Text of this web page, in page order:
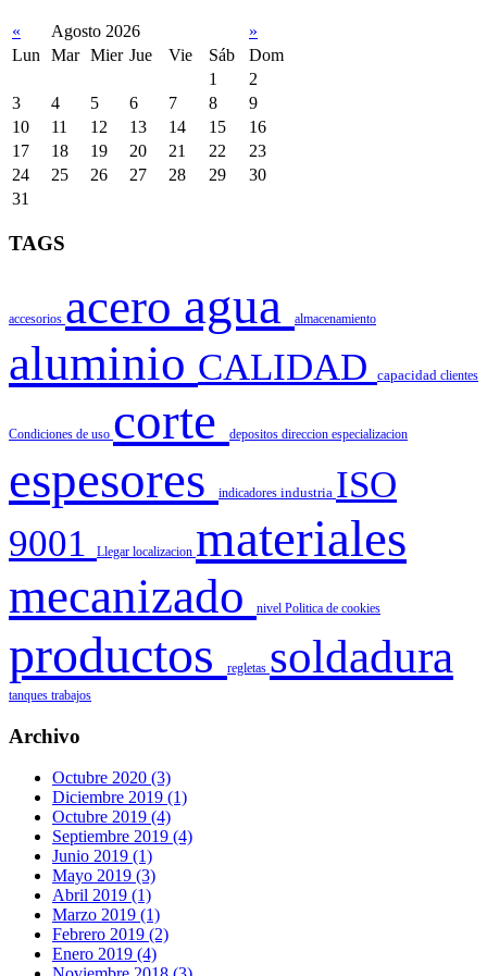
« Agosto 2026
»
Lun
Mar Mier Jue Vie Sáb
Dom
1
2
3
4 5 6 7 8
9
10
11 12 13 14 15
16
17
18 19 20 21 22
23
24
25 26 27 28 29
30
31
TAGS
accesorios acero agua almacenamiento
aluminio CALIDAD capacidad clientes
Condiciones de uso corte depositos direccion especializacion
espesores indicadores industria ISO
9001
Llegar localizacion materiales
mecanizado nivel Politica de cookies
productos regletas soldadura
tanques trabajos
Archivo
Octubre 2020 (3)
Diciembre 2019 (1)
Octubre 2019 (4)
Septiembre 2019 (4)
Junio 2019 (1)
Mayo 2019 (3)
Abril 2019 (1)
Marzo 2019 (1)
Febrero 2019 (2)
Enero 2019 (4)